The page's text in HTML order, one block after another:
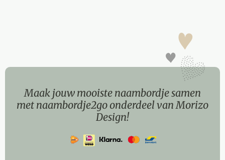
Maak jouw mooiste naambordje samen
met naambordje2go onderdeel van Morizo
Design!